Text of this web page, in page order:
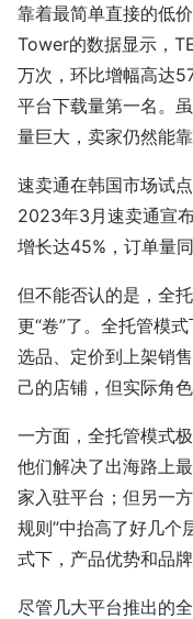
靠着最简单直接的低
Tower的数据显示，
万次，环比增幅高达
平台下载量第一名。
量巨大，卖家仍然能
速卖通在韩国市场试
2023年3月速卖通宣
增长达45%，订单量
但不能否认的是，全
更“卷”了。全托管模
选品、定价到上架销
己的店铺，但实际角
一方面，全托管模式
他们解决了出海路上
家入驻平台；但另一
规则”中抬高了好几个
式下，产品优势和品
尽管几大平台推出的